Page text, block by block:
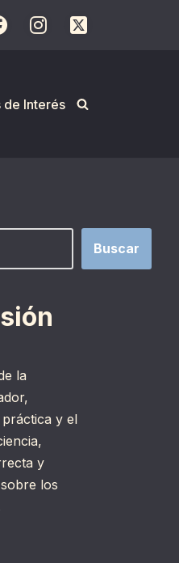
de Interés
Buscar
la
y el
y
los